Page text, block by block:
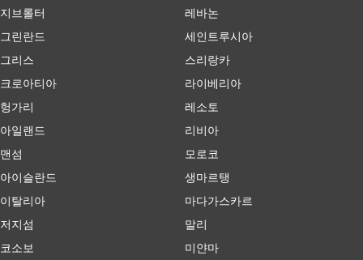
지브롤터
그린란드
그리스
크로아티아
헝가리
아일랜드
맨섬
아이슬란드
이탈리아
저지섬
코소보
레바논
세인트루시아
스리랑카
라이베리아
레소토
리비아
모로코
생마르탱
마다가스카르
말리
미얀마